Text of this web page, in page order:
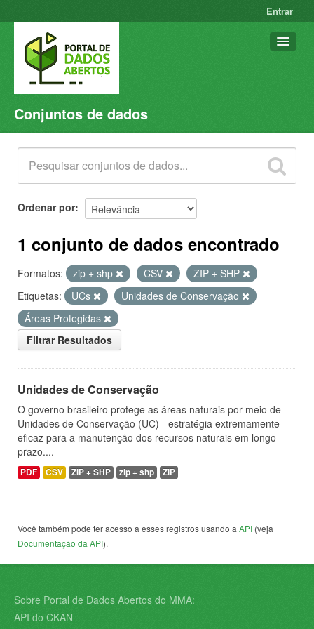
Entrar
Conjuntos de dados
Organizações
Grupos
Sobre
Conjuntos de dados
Ordenar por
1 conjunto de dados encontrado
Formatos: zip + shp CSV
ZIP + SHP
Etiquetas:
UCs
Unidades de Conservação
Áreas Protegidas
Filtrar Resultados
Unidades de Conservação
O governo brasileiro protege as áreas naturais por meio de
Unidades de Conservação (UC) - estratégia extremamente
eficaz para a manutenção dos recursos naturais em longo
prazo....
PDF CSV ZIP + SHP zip + shp ZIP
Você também pode ter acesso a esses registros usando a API (veja
Documentação da API).
Sobre Portal de Dados Abertos do MMA:
API do CKAN